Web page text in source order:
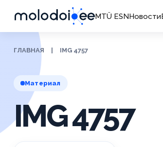
MTÜ ESNНовости
ГЛАВНАЯ IMG 4757
Материал
IMG 4757